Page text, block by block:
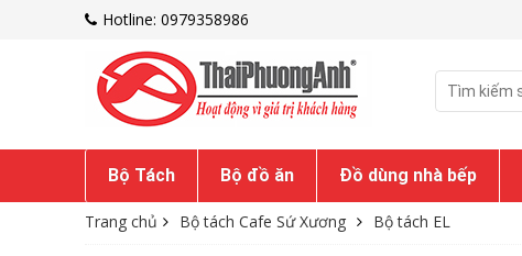
Hotline: 0979358986
Bộ Tách Bộ đồ ăn Đồ dùng nhà bếp
Trang chủ Bộ tách Cafe Sứ Xương Bộ tách EL